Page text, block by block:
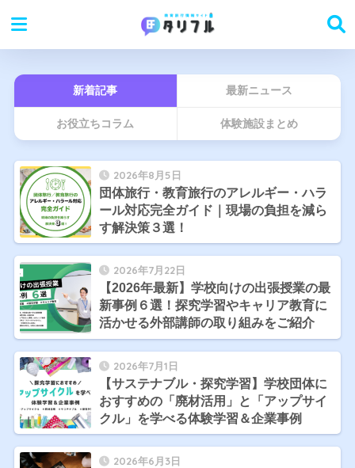
新着記事 最新ニュース
お役立ちコラム 体験施設まとめ
2026年8月5日
団体旅行・教育旅行のアレルギー・ハラ
ール対応完全ガイド｜現場の負担を減ら
す解決策３選！
2026年7月22日
【2026年最新】学校向けの出張授業の最
新事例６選！探究学習やキャリア教育に
活かせる外部講師の取り組みをご紹介
2026年7月1日
【サステナブル・探究学習】学校団体に
おすすめの「廃材活用」と「アップサイ
クル」を学べる体験学習＆企業事例
2026年6月3日